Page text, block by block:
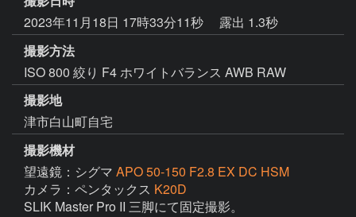
2023年11月18日 17時33分11秒
露出 1.3秒
撮影方法
ISO 800 絞り F4 ホワイトバランス AWB RAW
撮影地
津市白山町自宅
撮影機材
望遠鏡：シグマ APO 50-150 F2.8 EX DC HSM
カメラ：ペンタックス K20D
SLIK Master Pro II 三脚にて固定撮影。